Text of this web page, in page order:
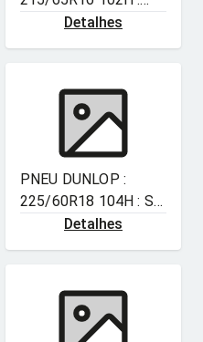
GRANDTREK PT3
Detalhes
PNEU DUNLOP :
225/60R18 104H : SP
SPORT MAXX 060
Detalhes